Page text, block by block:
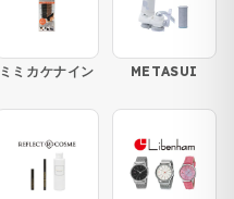
ミミカケナイン METASUI